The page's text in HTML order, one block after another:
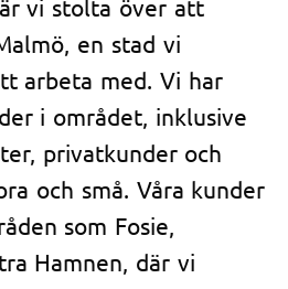
vi stolta över att
en stad vi
arbeta med. Vi har
i området, inklusive
privatkunder och
och små. Våra kunder
som Fosie,
Hamnen, där vi